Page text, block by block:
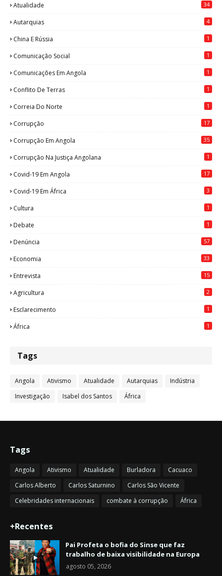
Atualidade 34
Autarquias 4
China E Rússia 1
Comunicação Social 1
Comunicações Em Angola 1
Conflito De Terras 1
Correia Do Norte 1
Corrupção 17
Corrupção Em Angola 35
Corrupção Na Justiça Angolana 1
Covid-19 Em Angola 17
Covid-19 Em África 3
Cultura 1
Debate 1
Denúncia 57
Economia 33
Entrevista 15
Agricultura 2
Esclarecimento 1
África 1
Tags
Angola Ativismo Atualidade Autarquias
Indústria
Investigação
Isabel dos Santos África
Tags
Angola Ativismo Atualidade Burladora
Cacuaco
Carlos Alberto
Carlos Saturnino
Carlos São Vicente
Celebridades internacionais
combate à corrupção África
+Recentes
Pai Profeta o bofia do Sinse que faz
trabalho de baixa visibilidade na Europa
agosto 05, 2026